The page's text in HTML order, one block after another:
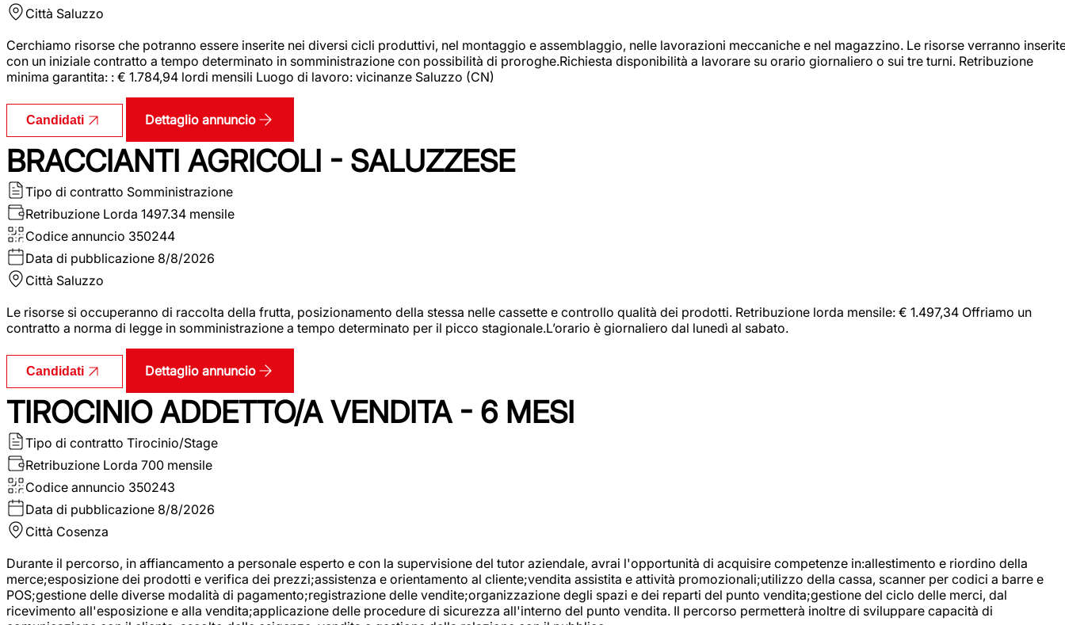
Città Saluzzo
Cerchiamo risorse che potranno essere inserite nei diversi cicli produttivi, nel montaggio e assemblaggio, nelle lavorazioni meccaniche e nel magazzino. Le risorse verranno
con un iniziale contratto a tempo determinato in somministrazione con possibilità di proroghe.Richiesta disponibilità a lavorare su orario giornaliero o sui tre turni. Retribuzione
minima garantita: : € 1.784,94 lordi mensili Luogo di lavoro: vicinanze Saluzzo (CN)
Candidati Dettaglio annuncio
BRACCIANTI AGRICOLI - SALUZZESE
Tipo di contratto Somministrazione
Retribuzione Lorda 1497.34 mensile
Codice annuncio 350244
Data di pubblicazione 8/8/2026
Città Saluzzo
Le risorse si occuperanno di raccolta della frutta, posizionamento della stessa nelle cassette e controllo qualità dei prodotti. Retribuzione lorda mensile: € 1.497,34 Offriamo un
contratto a norma di legge in somministrazione a tempo determinato per il picco stagionale.L’orario è giornaliero dal lunedì al sabato.
Candidati Dettaglio annuncio
TIROCINIO ADDETTO/A VENDITA - 6 MESI
Tipo di contratto Tirocinio/Stage
Retribuzione Lorda 700 mensile
Codice annuncio 350243
Data di pubblicazione 8/8/2026
Città Cosenza
Durante il percorso, in affiancamento a personale esperto e con la supervisione del tutor aziendale, avrai l'opportunità di acquisire competenze in:allestimento e riordino della
merce;esposizione dei prodotti e verifica dei prezzi;assistenza e orientamento al cliente;vendita assistita e attività promozionali;utilizzo della cassa, scanner per codici a barre e
POS;gestione delle diverse modalità di pagamento;registrazione delle vendite;organizzazione degli spazi e dei reparti del punto vendita;gestione del ciclo delle merci, dal
ricevimento all'esposizione e alla vendita;applicazione delle procedure di sicurezza all'interno del punto vendita. Il percorso permetterà inoltre di sviluppare capacità di